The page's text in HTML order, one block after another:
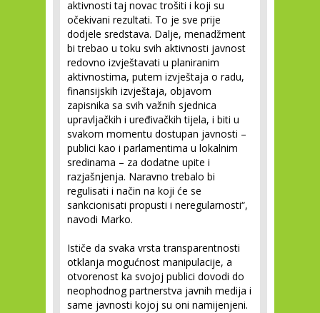
aktivnosti taj novac trošiti i koji su
očekivani rezultati. To je sve prije
dodjele sredstava. Dalje, menadžment
bi trebao u toku svih aktivnosti javnost
redovno izvještavati u planiranim
aktivnostima, putem izvještaja o radu,
finansijskih izvještaja, objavom
zapisnika sa svih važnih sjednica
upravljačkih i uređivačkih tijela, i biti u
svakom momentu dostupan javnosti –
publici kao i parlamentima u lokalnim
sredinama – za dodatne upite i
razjašnjenja. Naravno trebalo bi
regulisati i način na koji će se
sankcionisati propusti i neregularnosti“,
navodi Marko.
Ističe da svaka vrsta transparentnosti
otklanja mogućnost manipulacije, a
otvorenost ka svojoj publici dovodi do
neophodnog partnerstva javnih medija i
same javnosti kojoj su oni namijenjeni.